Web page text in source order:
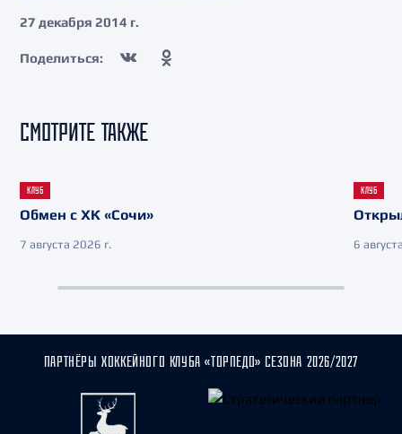
27 декабря 2014 г.
Поделиться:
СМОТРИТЕ ТАКЖЕ
КЛУБ
Обмен с ХК «Сочи»
7 августа 2026 г.
КЛУБ
6
ПАРТНЁРЫ ХОККЕЙНОГО КЛУБА «ТОРПЕДО» СЕЗОНА 2026/2027